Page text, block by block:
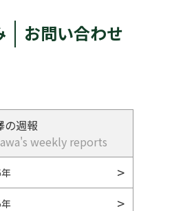
お問い合わせ
の週報
weekly reports